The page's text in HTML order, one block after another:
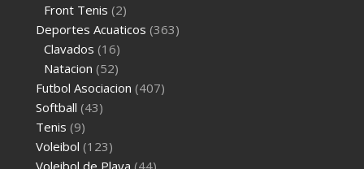
Front Tenis (2)
Deportes Acuaticos (363)
Clavados (16)
Natacion (52)
Futbol Asociacion (407)
Softball (43)
Tenis (9)
Voleibol (123)